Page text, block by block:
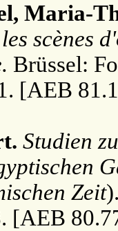
Maria-
scènes
Brüssel:
[AEB
Studien
Zeit
[AEB